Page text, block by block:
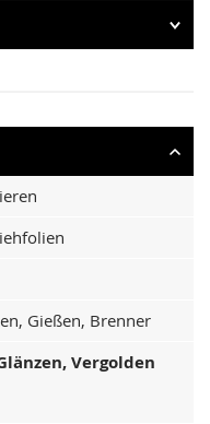
Gießen, Brenner
Vergolden